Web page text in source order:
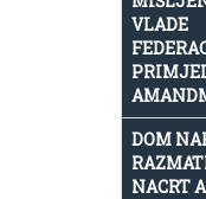
VLADE
DOM
NACRT